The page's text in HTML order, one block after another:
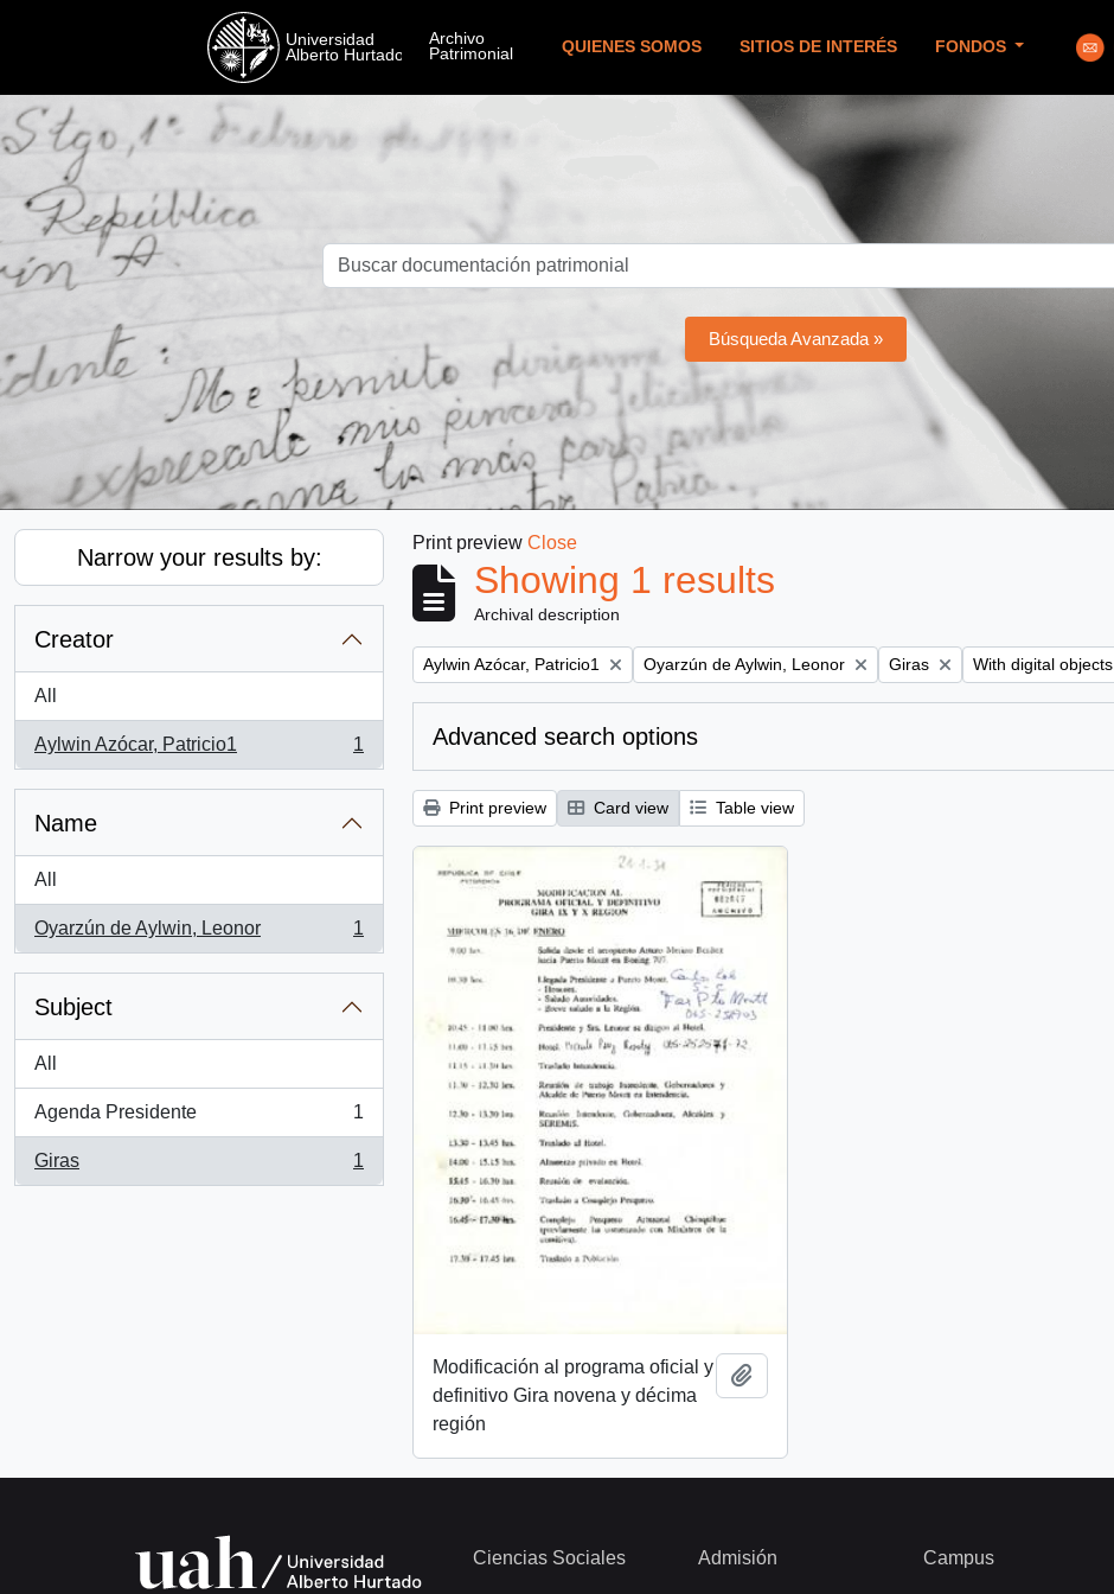
QUIENES SOMOS SITIOS DE INTERÉS FONDOS
Búsqueda Avanzada »
Narrow your results by:
Creator
All
Aylwin Azócar, Patricio1
, 1 results
1
Name
All
Oyarzún de Aylwin, Leonor
, 1 results
1
Subject
All
Agenda Presidente
, 1 results
1
Giras
, 1 results
1
Print preview Close
Showing 1 results
Archival description
Remove filter:
Aylwin Azócar, Patricio1 Remove filter:
Oyarzún de Aylwin, Leonor Remove filter:
Giras Remove filter:
With digital objects
Advanced search options
Print preview Card view Table view
Modificación al programa oficial y
definitivo Gira novena y décima
región
Ciencias Sociales Admisión Campus